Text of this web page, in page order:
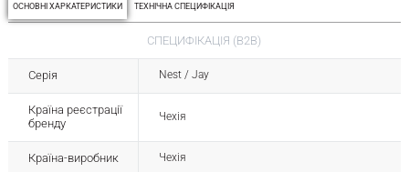
ОСНОВНІ ХАРКАТЕРИСТИКИ ТЕХНІЧНА СПЕЦИФІКАЦІЯ
СПЕЦИФІКАЦІЯ (B2B)
Серія Nest / Jay
Країна реєстрації
бренду
Чехія
Країна-виробник Чехія